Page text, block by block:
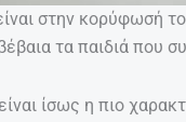
στην κορύφωσή
τα παιδιά που
ίσως η πιο